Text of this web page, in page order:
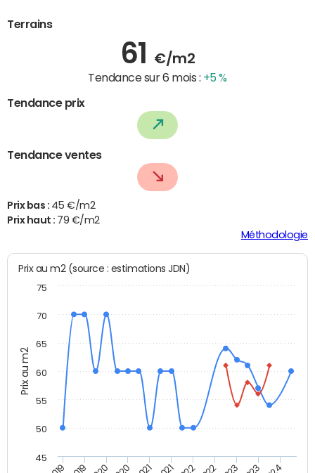
Terrains
61 €/m2
Tendance sur 6 mois : +5 %
Tendance prix
Tendance ventes
Prix bas : 45 €/m2
Prix haut : 79 €/m2
Méthodologie
Prix au m2
Prix au m2 (source : estimations JDN)
45
50
55
60
65
70
75